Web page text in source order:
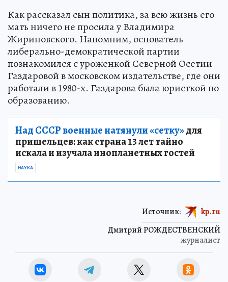
Как рассказал сын политика, за всю жизнь его
мать ничего не просила у Владимира
Жириновского. Напомним, основатель
либерально-демократической партии
познакомился с уроженкой Северной Осетии
Газдаровой в московском издательстве, где они
работали в 1980-х. Газдарова была юристкой по
образованию.
Над СССР военные натянули «сетку»для
пришельцев: как страна 13 лет тайно
искала и изучала инопланетных гостей
НАУКА
Дмитрий РОЖДЕСТВЕНСКИЙ
журналист
Источник: kp.ru